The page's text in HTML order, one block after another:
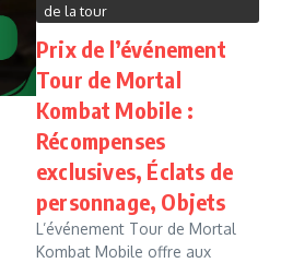
de la tour
Prix de l’événement
Tour de Mortal
Kombat Mobile :
Récompenses
exclusives, Éclats de
personnage, Objets
L’événement Tour de Mortal
Kombat Mobile offre aux